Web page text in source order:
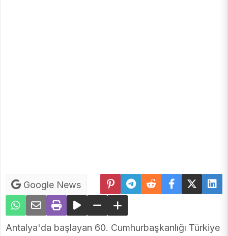
Google News
Antalya'da başlayan 60. Cumhurbaşkanlığı Türkiye